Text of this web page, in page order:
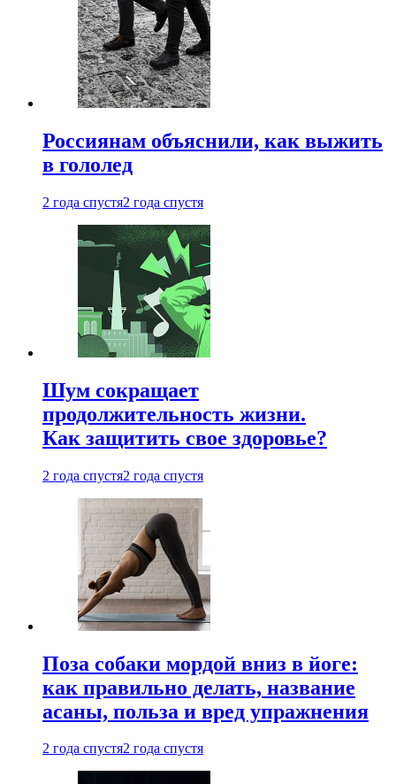
Россиянам объяснили, как выжить
в гололед
2 года спустя2 года спустя
Шум сокращает
продолжительность жизни.
Как защитить свое здоровье?
2 года спустя2 года спустя
Поза собаки мордой вниз в йоге:
как правильно делать, название
асаны, польза и вред упражнения
2 года спустя2 года спустя